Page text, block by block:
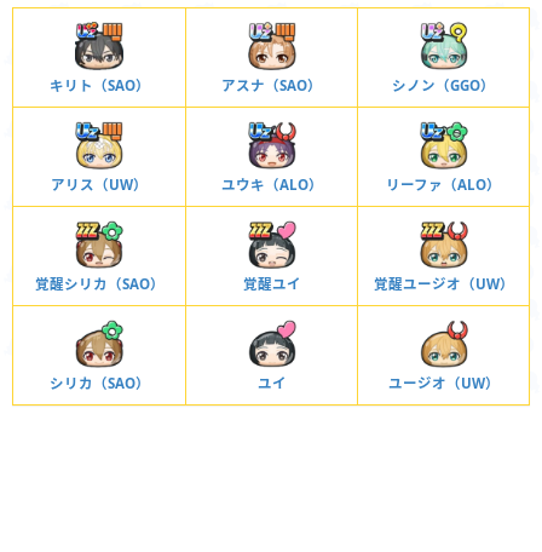
キリト（SAO） アスナ（SAO） シノン（GGO）
アリス（UW） ユウキ（ALO） リーファ（ALO）
覚醒シリカ（SAO） 覚醒ユイ 覚醒ユージオ（UW）
シリカ（SAO） ユイ ユージオ（UW）